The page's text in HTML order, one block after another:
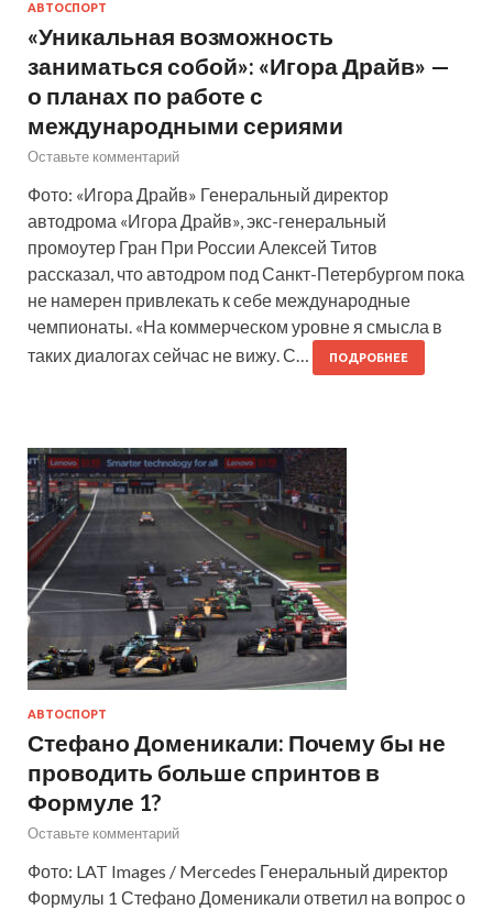
АВТОСПОРТ
«Уникальная возможность
заниматься собой»: «Игора Драйв» —
о планах по работе с
международными сериями
Оставьте комментарий
Фото: «Игора Драйв» Генеральный директор
автодрома «Игора Драйв», экс-генеральный
промоутер Гран При России Алексей Титов
рассказал, что автодром под Санкт-Петербургом пока
не намерен привлекать к себе международные
чемпионаты. «На коммерческом уровне я смысла в
таких диалогах сейчас не вижу. С…
ПОДРОБНЕЕ
АВТОСПОРТ
Стефано Доменикали: Почему бы не
проводить больше спринтов в
Формуле 1?
Оставьте комментарий
Фото: LAT Images / Mercedes Генеральный директор
Формулы 1 Стефано Доменикали ответил на вопрос о